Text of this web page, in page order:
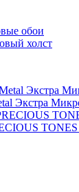
обои
холст
Экстра